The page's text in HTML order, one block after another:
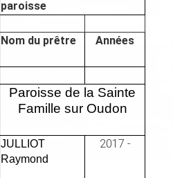
paroisse
Nom du prêtre Années
Paroisse de la Sainte
Famille sur Oudon
JULLIOT
Raymond
2017 -